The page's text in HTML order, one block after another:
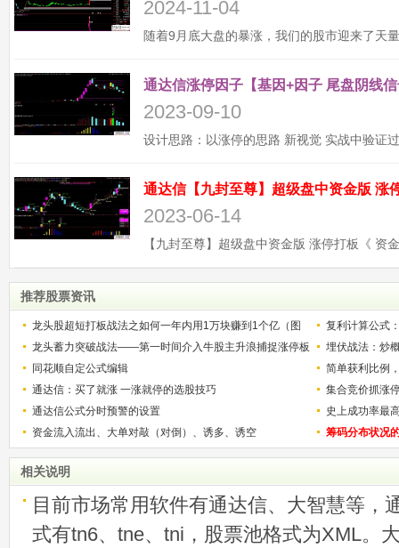
2024-11-04
通达信涨停因子【基因+因子 尾盘阴线
2023-09-10
2023-06-14
推荐股票资讯
龙头股超短打板战法之如何一年内用1万块赚到1个亿（图
解）
复利计算公式
少？
龙头蓄力突破战法——第一时间介入牛股主升浪捕捉涨停板
的技巧（图解）
埋伏战法：炒
同花顺自定公式编辑
简单获利比例
用
通达信：买了就涨 一涨就停的选股技巧
集合竞价抓涨
通达信公式分时预警的设置
史上成功率最
称选股法宝！
资金流入流出、大单对敲（对倒）、诱多、诱空 筹码分布状况
相关说明
目前市场常用软件有通达信、大智慧等，
式有tn6、tne、tni，股票池格式为XML。